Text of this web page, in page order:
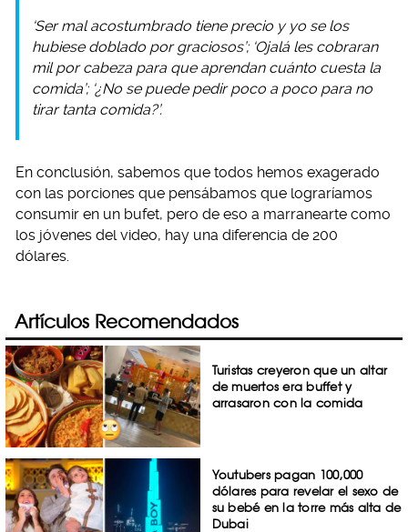
‘Ser mal acostumbrado tiene precio y yo se los
hubiese doblado por graciosos’; ‘Ojalá les cobraran
mil por cabeza para que aprendan cuánto cuesta la
comida’; ‘¿No se puede pedir poco a poco para no
tirar tanta comida?’.
En conclusión, sabemos que todos hemos exagerado
con las porciones que pensábamos que lograríamos
consumir en un bufet, pero de eso a marranearte como
los jóvenes del video, hay una diferencia de 200
dólares.
Artículos Recomendados
Turistas creyeron que un altar
de muertos era buffet y
arrasaron con la comida
Youtubers pagan 100,000
dólares para revelar el sexo de
su bebé en la torre más alta de
Dubai